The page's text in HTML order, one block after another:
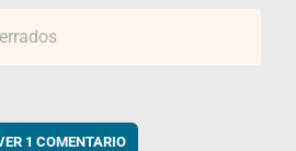
1 COMENTARIO